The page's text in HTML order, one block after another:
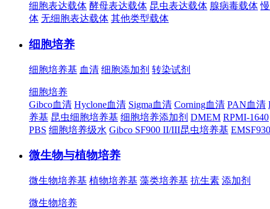
细胞表达载体 酵母表达载体 昆虫表达载体 腺病毒载体
体 无细胞表达载体 其他类型载体
细胞培养
细胞培养基 血清 细胞添加剂 转染试剂
细胞培养
Gibco血清 Hyclone血清 Sigma血清 Corning血清 PAN血清
养基 昆虫细胞培养基 细胞培养添加剂 DMEM RPMI-1640
PBS 细胞培养级水 Gibco SF900 II/III昆虫培养基
微生物与植物培养
微生物培养基 植物培养基 藻类培养基 抗生素 添加剂
微生物培养